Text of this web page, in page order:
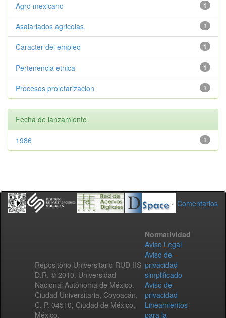
1
Agro mexicano
1
Asalariados agricolas
1
Caracter del empleo
1
Pertenencia etnica
1
Procesos proletarizacion
Fecha de lanzamiento
1
1986
Comentarios
Repositorio Universitario RUD-IIS
D.R. © 2010. Universidad
Nacional Autónoma de México.
Ciudad Universitaria, Coyoacán,
C. P. 04510, Ciudad de México,
México.
Normatividad
Aviso Legal
Aviso de
privacidad
simplificado
Aviso de
privacidad
Lineamientos
para la